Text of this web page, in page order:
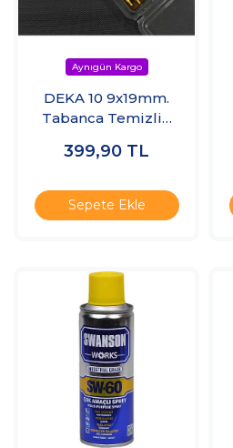
DEKA 10 9x19mm.
Tabanca Temizlik
399,90 TL
Sepete Ekle